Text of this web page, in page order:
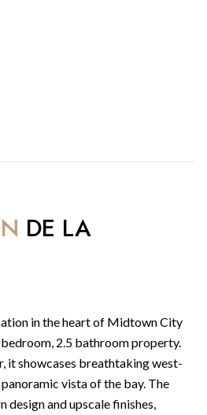
DE LA
in the heart of Midtown City
2.5 bathroom property.
it showcases breathtaking west-
vista of the bay. The
design and upscale finishes,